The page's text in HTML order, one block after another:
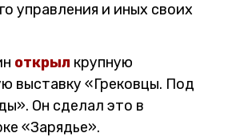
управления и иных своих
открыл крупную
выставку «Грековцы. Под
Он сделал это в
«Зарядье».